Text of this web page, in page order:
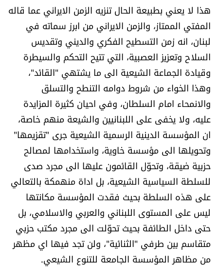
هذا لا يعني بطبيعة الحال تنزيه الزمن الايراني عما قاله
المفتي الممتاز، والزمن الايراني من ابرز سماته في
لبنان، انه زمن التسطيح الفكري والديني وتقديس
السلاح وتعزيز العصبية، التي تتيح التحكم والسيطرة
وقيادة الجماعة الشيعية الى ما يشتهي "القائد"،
وهذا الخواء من شروط دوامه التنطح والتسلق
والانمحاء امام السلطان، وفي احيان كثيرة المزايدة
عليه، ولا يخفى على اللبنانيين والشيعة منهم خاصة،
ان المؤسسة الدينية الرسمية الشيعية جرى "تقزيمها"
وتحويلها الى مؤسسة خاوية، واستخدامها لمصالح
حزبية ضيقة، وتحوّل القائمون عليها الى مجرد صدى
للسلطة السياسية الشيعية، بل اداة منهمكة بالتعالي
على هذه السلطة بحيث فقدت المؤسسة مكانتها
ليس على المستوى اللبناني والعربي والاسلامي، بل
حتى داخل الطائفة بحيث تحوّلت الى مجرد مكتب حزبي
متقاسم بين طرفي "الثنائية"، ولن تجد فيها اي مظهر
من مظاهر المؤسسة الجامعة للتنوع الشيعي.